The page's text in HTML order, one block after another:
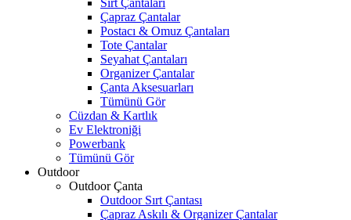
Sırt Çantaları
Çapraz Çantalar
Postacı & Omuz Çantaları
Tote Çantalar
Seyahat Çantaları
Organizer Çantalar
Çanta Aksesuarları
Tümünü Gör
Cüzdan & Kartlık
Ev Elektroniği
Powerbank
Tümünü Gör
Outdoor
Outdoor Çanta
Outdoor Sırt Çantası
Çapraz Askılı & Organizer Çantalar